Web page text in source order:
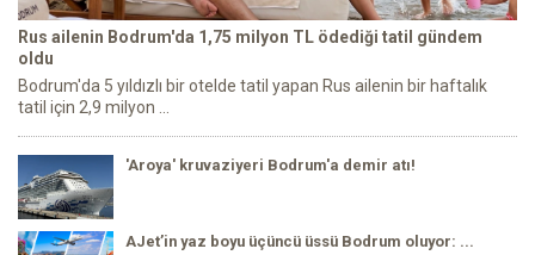
Rus ailenin Bodrum'da 1,75 milyon TL ödediği tatil gündem
oldu
Bodrum'da 5 yıldızlı bir otelde tatil yapan Rus ailenin bir haftalık
tatil için 2,9 milyon ...
'Aroya' kruvaziyeri Bodrum'a demir atı!
AJet’in yaz boyu üçüncü üssü Bodrum oluyor: ...